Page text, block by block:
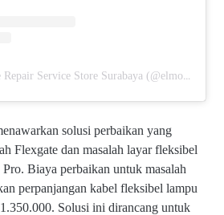
solusi perbaikan yang
Flexgate dan masalah layar fleksibel
Biaya perbaikan untuk masalah
perpanjangan kabel fleksibel lampu
Solusi ini dirancang untuk